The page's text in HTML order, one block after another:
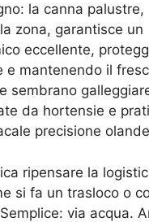
la canna palustre,
zona, garantisce un
eccellente,
e mantenendo il
sembrano
da hortensie e
precisione
ripensare la
si fa un trasloco o
via acqua.